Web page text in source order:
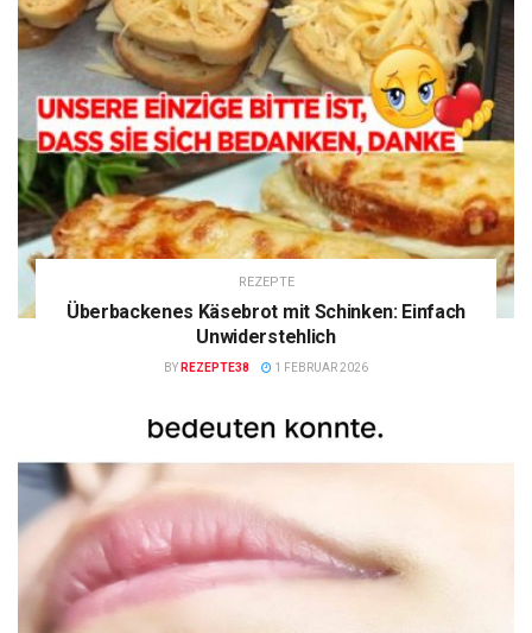
REZEPTE
Überbackenes Käsebrot mit Schinken: Einfach
Unwiderstehlich
BY REZEPTE38 1 FEBRUAR 2026